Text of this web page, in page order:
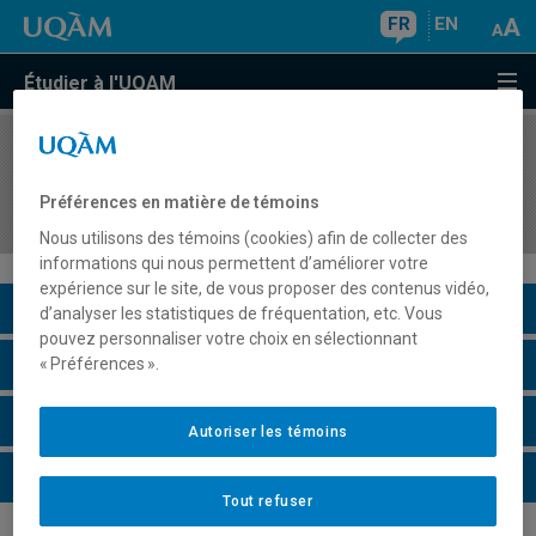
FR EN
Étudier à l'UQAM
COURS//
didactique des mathématiques
Description du cours
Horaire - Été 2026
Horaire - Automne 2026
Horaire - Hiver 2027
Préférences en matière de témoins
Nous utilisons des témoins (cookies) afin de collecter des
informations qui nous permettent d’améliorer votre
expérience sur le site, de vous proposer des contenus vidéo,
d’analyser les statistiques de fréquentation, etc. Vous
pouvez personnaliser votre choix en sélectionnant
« Préférences ».
Tout refuser
Autoriser les témoins